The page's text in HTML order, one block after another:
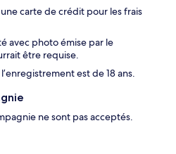
carte de crédit pour les frais
avec photo émise par le
être requise.
est de 18 ans.
ne sont pas acceptés.